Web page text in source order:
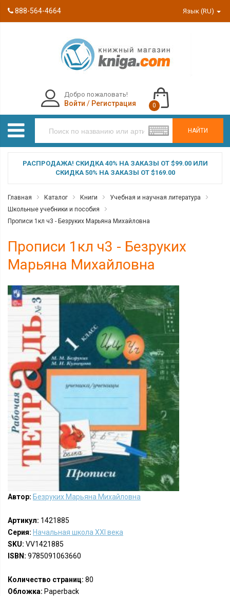
888-564-4664 Язык (RU)
НАЙТИ
Добро пожаловать!
Войти / Регистрация 0
РАСПРОДАЖА! СКИДКА 40% НА ЗАКАЗЫ ОТ $99.00 ИЛИ
СКИДКА 50% НА ЗАКАЗЫ ОТ $169.00
Главная Каталог Книги
Учебная и научная литература
Школьные учебники и пособия
Прописи 1кл ч3 - Безруких Марьяна Михайловна
Прописи 1кл ч3 - Безруких
Марьяна Михайловна
Автор: Безруких Марьяна Михайловна
Артикул: 1421885
Серия: Начальная школа ХХI века
SKU: VV1421885
ISBN: 9785091063660
Количество страниц: 80
Обложка: Paperback